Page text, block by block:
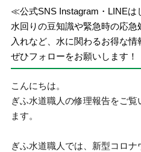
≪公式SNS Instagram・LINE
水回りの豆知識や緊急時の応
入れなど、水に関わるお得な情
ぜひフォローをお願いします！
こんにちは。
ぎふ水道職人の修理報告をご
ます。
ぎふ水道職人では、新型コロ